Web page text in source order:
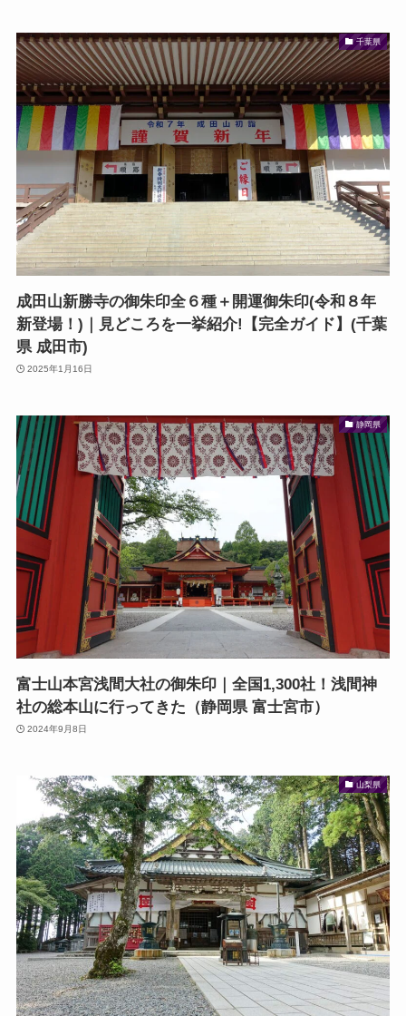
千葉県
成田山新勝寺の御朱印全６種＋開運御朱印(令和８年
新登場！)｜見どころを一挙紹介!【完全ガイド】(千葉
県 成田市)
2025年1月16日
静岡県
富士山本宮浅間大社の御朱印｜全国1,300社！浅間神
社の総本山に行ってきた（静岡県 富士宮市）
2024年9月8日
山梨県